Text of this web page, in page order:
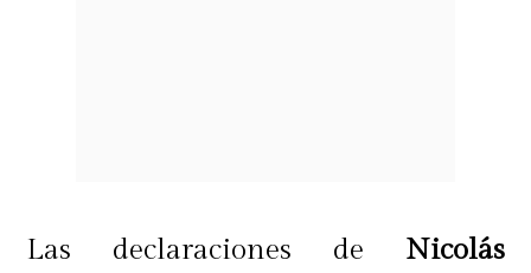
Las declaraciones de Nicolás